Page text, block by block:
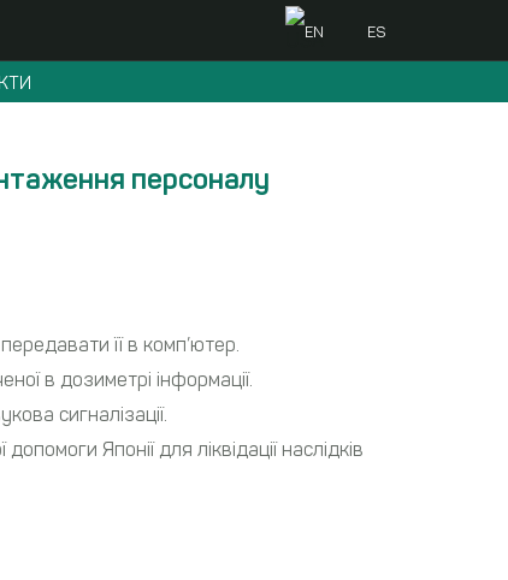
EN ES
персоналу
її в комп’ютер.
в дозиметрі інформації.
сигналізації.
Японії для ліквідації наслідків